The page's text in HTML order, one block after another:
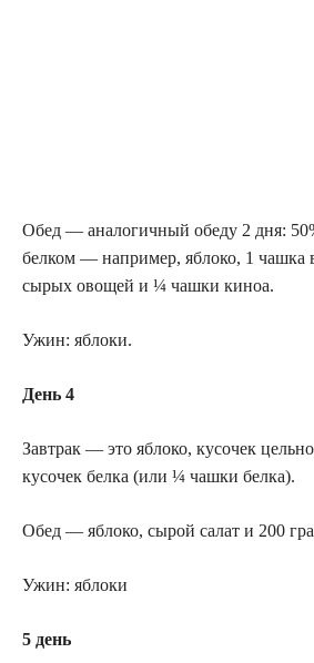
Обед — аналогичный обеду 2 дня:
белком — например, яблоко, 1 чашка
сырых овощей и ¼ чашки киноа.
Ужин: яблоки.
День 4
Завтрак — это яблоко, кусочек
кусочек белка (или ¼ чашки белка).
Обед — яблоко, сырой салат и 200
Ужин: яблоки
5 день